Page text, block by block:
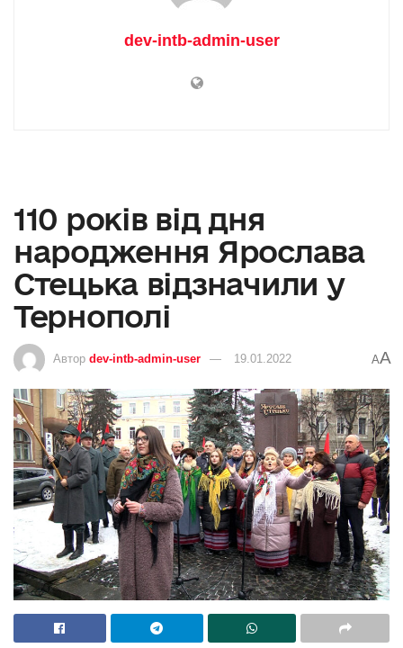
dev-intb-admin-user
110 років від дня
народження Ярослава
Стецька відзначили у
Тернополі
Автор dev-intb-admin-user 19.01.2022 AA